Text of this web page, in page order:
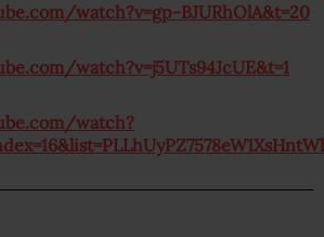
watch?v=gp-BJURhOlA&t=20
watch?v=j5UTs94JcUE&t=1
watch?